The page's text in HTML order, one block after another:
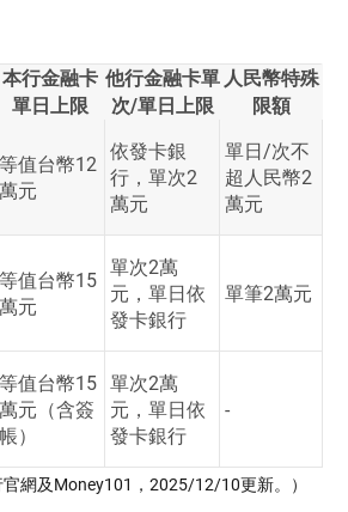
本行金融卡
單日上限
他行金融卡單
次/單日上限
人民幣特殊
限額
等值台幣12
萬元
依發卡銀
行，單次2
萬元
單日/次不
超人民幣2
萬元
等值台幣15
萬元
單次2萬
元，單日依
發卡銀行
單筆2萬元
等值台幣15
萬元（含簽
帳）
單次2萬
元，單日依
發卡銀行
-
官網及Money101，2025/12/10更新。）